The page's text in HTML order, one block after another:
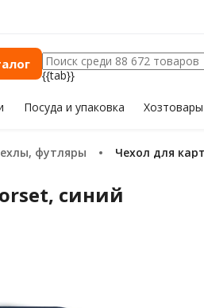
{{tab}}
Посуда и упаковка
Чехлы, футляры Чехол для
синий